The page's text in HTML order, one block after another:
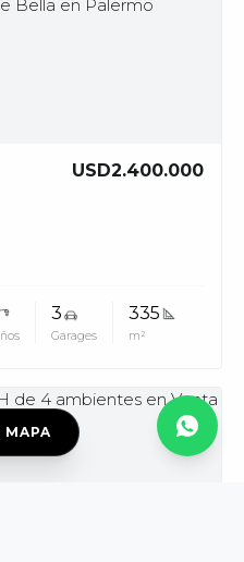
USD2.400.000
3
Garages
335
m²
MAPA